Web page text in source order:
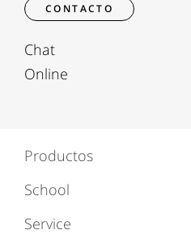
CONTACTO
Chat
Online
Productos
School
Service